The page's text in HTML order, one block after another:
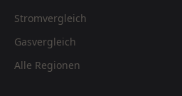
Stromvergleich
Gasvergleich
Alle Regionen